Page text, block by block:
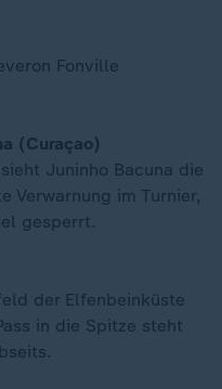
Fonville
(Curaçao)
Juninho Bacuna die
Verwarnung im Turnier,
gesperrt.
der Elfenbeinküste
in die Spitze steht